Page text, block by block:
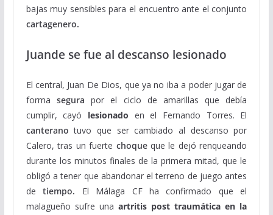
bajas muy sensibles para el encuentro ante el conjunto
cartagenero.
Juande se fue al descanso lesionado
El central, Juan De Dios, que ya no iba a poder jugar de
forma segura por el ciclo de amarillas que debía
cumplir, cayó lesionado en el Fernando Torres. El
canterano tuvo que ser cambiado al descanso por
Calero, tras un fuerte choqueque le dejó renqueando
durante los minutos finales de la primera mitad, que le
obligó a tener que abandonar el terreno de juego antes
detiempo. El Málaga CF ha confirmado que el
malagueño sufre una artritis post traumática en la